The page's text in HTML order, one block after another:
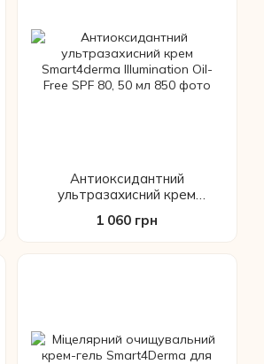
Антиоксидантний
ультразахисний крем
Free SPF 80, 50 мл
1 060 грн